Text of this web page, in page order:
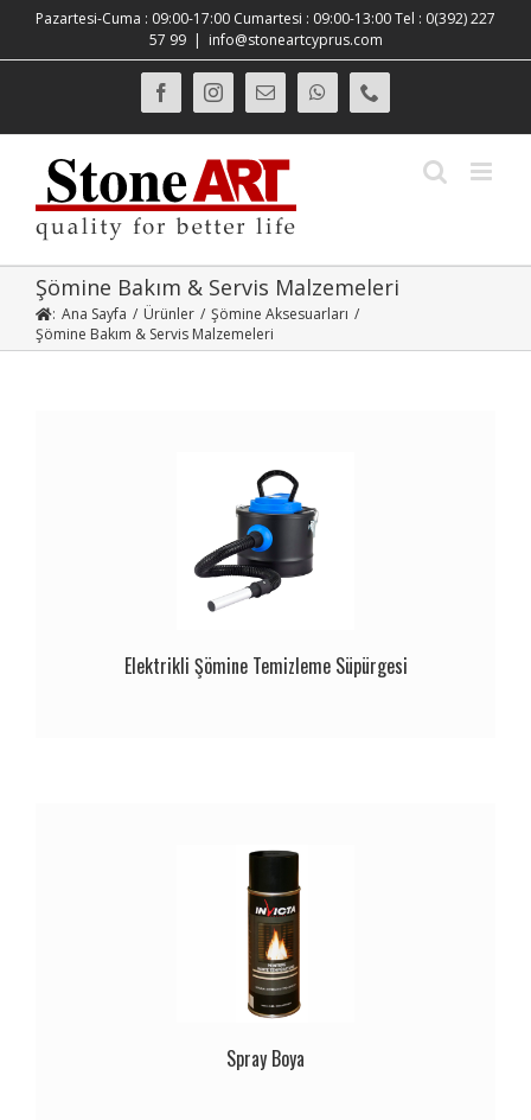
content
Pazartesi-Cuma : 09:00-17:00 Cumartesi : 09:00-13:00 Tel : 0(392) 227
57 99 | info@stoneartcyprus.com
FacebookInstagram
E-
posta
WhatsApp
Şömine Bakım & Servis Malzemeleri
: Ana Sayfa / Ürünler / Şömine Aksesuarları /
Şömine Bakım & Servis Malzemeleri
Elektrikli Şömine Temizleme Süpürgesi
Spray Boya